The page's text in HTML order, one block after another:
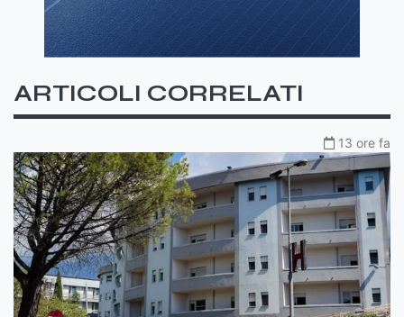
ARTICOLI CORRELATI
13 ore fa